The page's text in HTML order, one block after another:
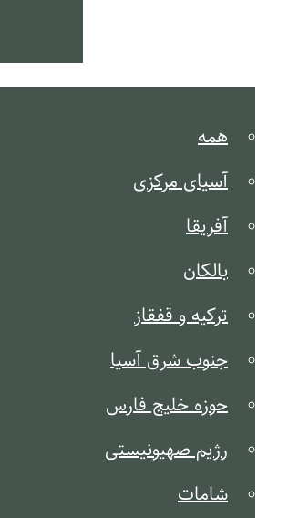
همه
آسیای مرکزی
آفریقا
بالکان
ترکیه و قفقاز
جنوب شرق آسیا
حوزه خلیج فارس
رژیم صهیونیستی
شامات